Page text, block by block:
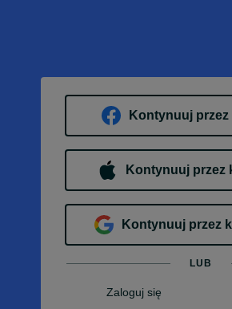
Kontynuuj
Kontynuuj przez
Kontynuuj przez
LUB
Zaloguj się